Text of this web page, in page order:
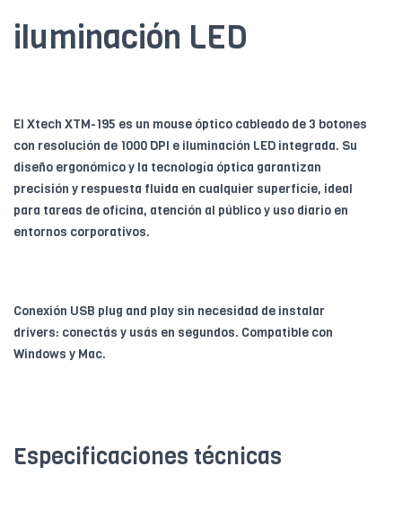
iluminación LED
El Xtech XTM-195 es un mouse óptico cableado de 3 botones
con resolución de 1000 DPI e iluminación LED integrada. Su
diseño ergonómico y la tecnología óptica garantizan
precisión y respuesta fluida en cualquier superficie, ideal
para tareas de oficina, atención al público y uso diario en
entornos corporativos.
Conexión USB plug and play sin necesidad de instalar
drivers: conectás y usás en segundos. Compatible con
Windows y Mac.
Especificaciones técnicas